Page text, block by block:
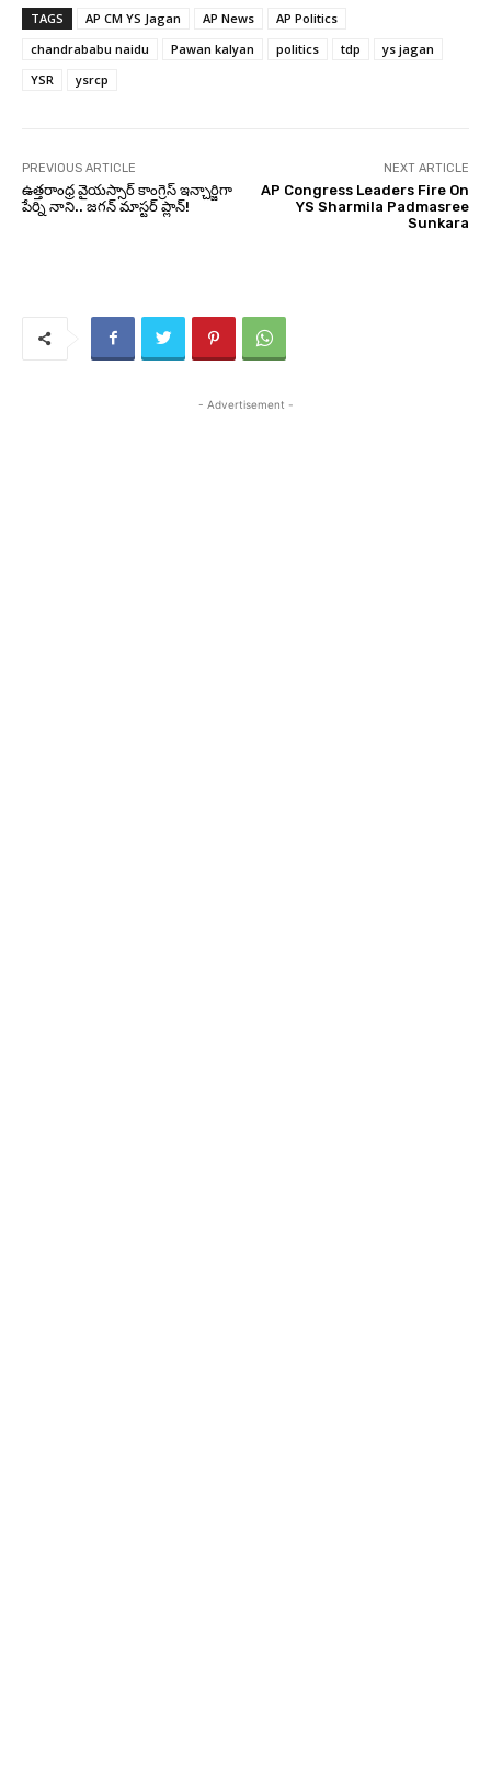
TAGS AP CM YS Jagan AP News
AP Politics
chandrababu naidu
Pawan kalyan politics tdp
ys jagan
YSR
ysrcp
PREVIOUS ARTICLE
ఉత్తరాంధ్ర వైయస్సార్ కాంగ్రెస్ ఇన్చార్జిగా
పేర్ని నాని.. జగన్ మాస్టర్ ప్లాన్!
NEXT ARTICLE
AP Congress Leaders Fire On
YS Sharmila Padmasree
Sunkara
- Advertisement -